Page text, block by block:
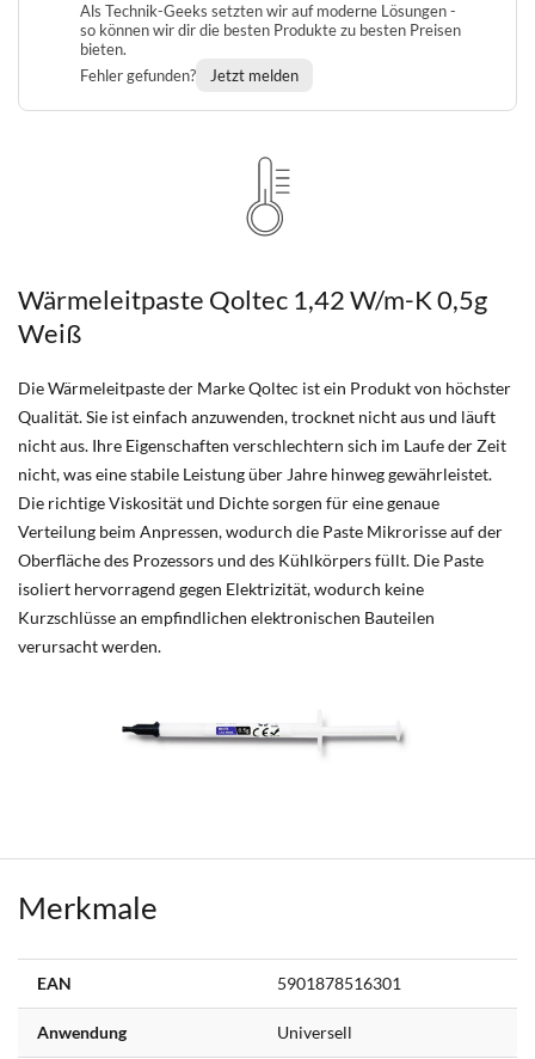
Als Technik-Geeks setzten wir auf moderne Lösungen -
so können wir dir die besten Produkte zu besten Preisen
bieten.
Fehler gefunden?
Jetzt melden
Wärmeleitpaste Qoltec 1,42 W/m-K 0,5g
Weiß
Die Wärmeleitpaste der Marke Qoltec ist ein Produkt von höchster
Qualität. Sie ist einfach anzuwenden, trocknet nicht aus und läuft
nicht aus. Ihre Eigenschaften verschlechtern sich im Laufe der Zeit
nicht, was eine stabile Leistung über Jahre hinweg gewährleistet.
Die richtige Viskosität und Dichte sorgen für eine genaue
Verteilung beim Anpressen, wodurch die Paste Mikrorisse auf der
Oberfläche des Prozessors und des Kühlkörpers füllt. Die Paste
isoliert hervorragend gegen Elektrizität, wodurch keine
Kurzschlüsse an empfindlichen elektronischen Bauteilen
verursacht werden.
Merkmale
EAN 5901878516301
Anwendung Universell